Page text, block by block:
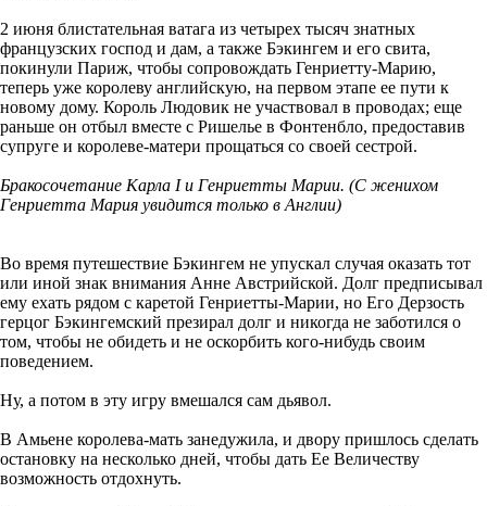
2 июня блистательная ватага из четырех тысяч знатных
французских господ и дам, а также Бэкингем и его свита,
покинули Париж, чтобы сопровождать Генриетту-Марию,
теперь уже королеву английскую, на первом этапе ее пути к
новому дому. Король Людовик не участвовал в проводах; еще
раньше он отбыл вместе с Ришелье в Фонтенбло, предоставив
супруге и королеве-матери прощаться со своей сестрой.
Бракосочетание Карла I и Генриетты Марии. (С женихом
Генриетта Мария увидится только в Англии)
Во время путешествие Бэкингем не упускал случая оказать тот
или иной знак внимания Анне Австрийской. Долг предписывал
ему ехать рядом с каретой Генриетты-Марии, но Его Дерзость
герцог Бэкингемский презирал долг и никогда не заботился о
том, чтобы не обидеть и не оскорбить кого-нибудь своим
поведением.
Ну, а потом в эту игру вмешался сам дьявол.
В Амьене королева-мать занедужила, и двору пришлось сделать
остановку на несколько дней, чтобы дать Ее Величеству
возможность отдохнуть.